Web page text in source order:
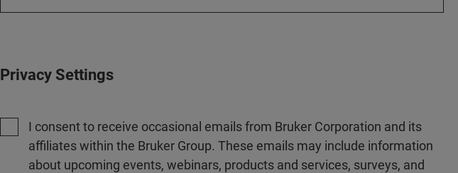
Privacy Settings
I consent to receive occasional emails from Bruker Corporation and its
affiliates within the Bruker Group. These emails may include information
about upcoming events, webinars, products and services, surveys, and